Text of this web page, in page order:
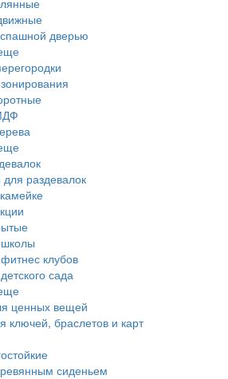
дверью
раздевалок
клубов
сада
ценных вещей
ключей, браслетов и карт
сиденьем